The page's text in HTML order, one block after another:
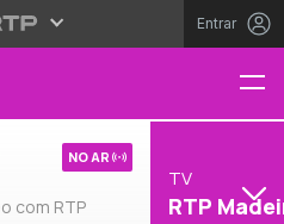
Entrar
com RTP
NO AR
TV
RTP